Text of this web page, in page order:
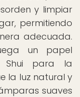
y limpiar
permitiendo
adecuada.
un papel
Shui para la
la luz natural y
suaves